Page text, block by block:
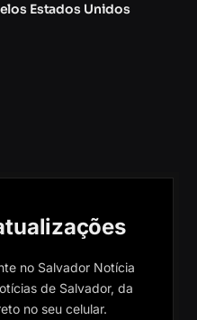
Estados Unidos
no Salvador Notícia
de Salvador, da
no seu celular.